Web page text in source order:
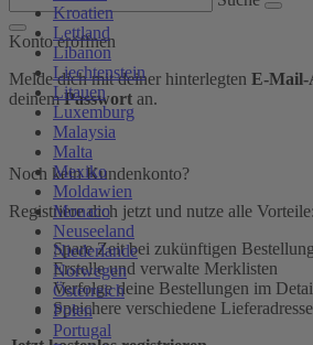
Kroatien
Lettland
Libanon
Liechtenstein
Litauen
Luxemburg
Malaysia
Malta
Mexiko
Moldawien
Monaco
Neuseeland
Niederlande
Norwegen
Österreich
Polen
Portugal
Konto eröffnen
Melde dich mit deiner hinterlegten E-Mail-
deinemPasswort an.
Noch kein Kundenkonto?
Registriere dich jetzt und nutze alle Vorteile:
Spare Zeit bei zukünftigen
Erstelle und verwalte Merklisten
Verfolge deine Bestellungen im
Speichere verschiedene